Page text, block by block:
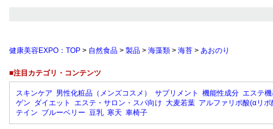
健康美容EXPO：TOP > 自然食品 > 製品 > 海藻類 > 海苔 > あおのり
■注目カテゴリ・コンテンツ
スキンケア 男性化粧品（メンズコスメ） サプリメント 機能性成分 エステ
ゲン ダイエット エステ・サロン・スパ向け 大麦若葉 アルファリポ酸(αリポ
テイン ブルーベリー 豆乳 寒天 車椅子